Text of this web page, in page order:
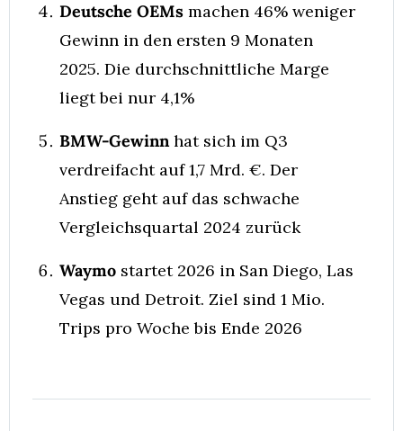
Deutsche OEMs machen 46% weniger
Gewinn in den ersten 9 Monaten
2025. Die durchschnittliche Marge
liegt bei nur 4,1%
BMW-Gewinn hat sich im Q3
verdreifacht auf 1,7 Mrd. €. Der
Anstieg geht auf das schwache
Vergleichsquartal 2024 zurück
Waymo startet 2026 in San Diego, Las
Vegas und Detroit. Ziel sind 1 Mio.
Trips pro Woche bis Ende 2026